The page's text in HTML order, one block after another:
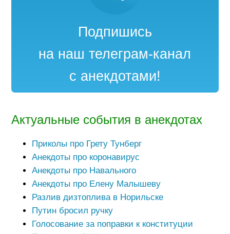
Подпишись
на наш телеграм-канал
с анекдотами!
Актуальные события в анекдотах
Приколы про Грету Тунберг
Анекдоты про коронавирус
Анекдоты про Навального
Анекдоты про Елену Малышеву
Разлив дизтоплива в Норильске
Путин бросил ручку
Голосование за поправки к конституции